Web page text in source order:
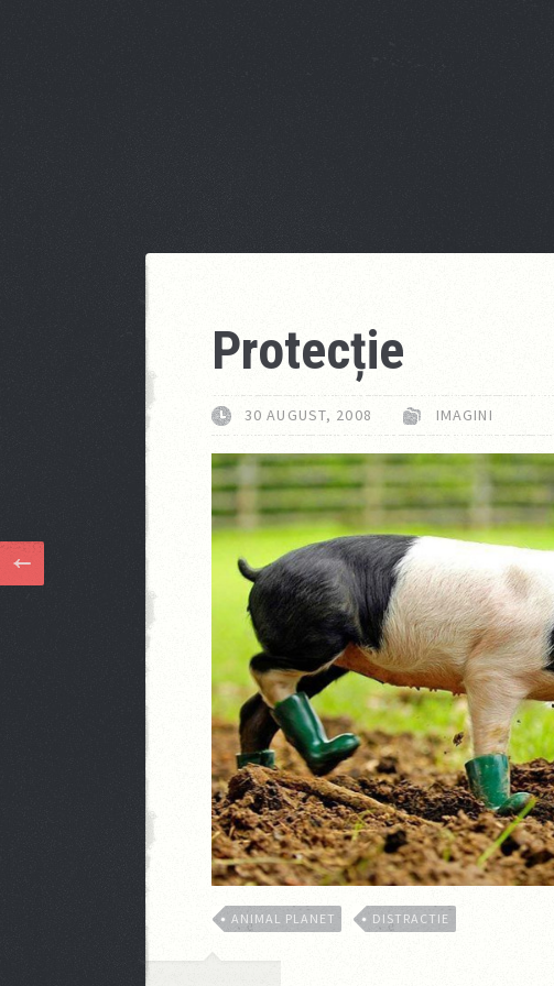
Protecție
30 AUGUST, 2008 IMAGINI
ANIMAL PLANET DISTRACTIE